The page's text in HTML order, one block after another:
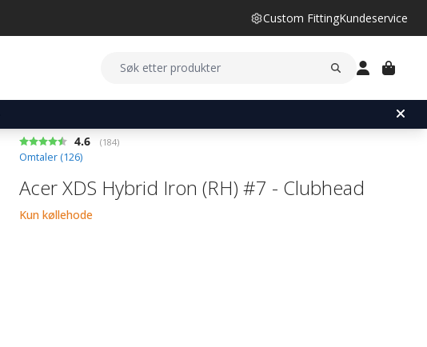
Custom FittingKundeservice
Gjennomsnittskarakter:
4.6 (stemmer:
184)
Omtaler (126)
Acer XDS Hybrid Iron (RH) #7 - Clubhead
Kun køllehode